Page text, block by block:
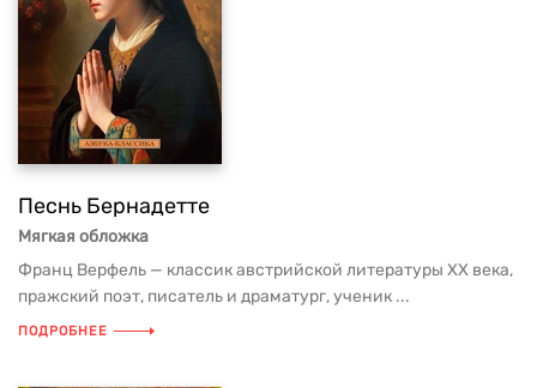
Песнь Бернадетте
Мягкая обложка
Франц Верфель — классик австрийской литературы XX века,
пражский поэт, писатель и драматург, ученик ...
ПОДРОБНЕЕ